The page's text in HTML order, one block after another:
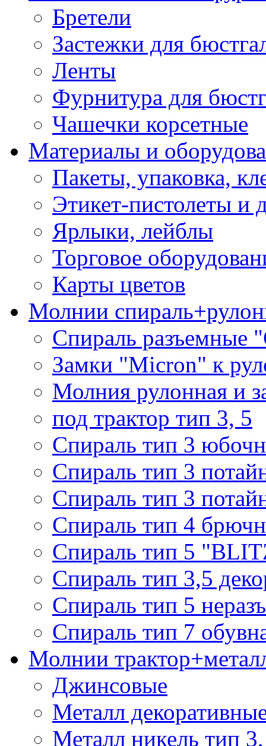
Бретели
Застежки для
Ленты
Фурнитура для
Чашечки корсетные
Материалы и
Пакеты, упаковка,
Этикет-пистолеты и
Ярлыки, лейблы
Торговое
Карты цветов
Молнии
Спираль разъемные
Замки "Micron" к
Молния рулонная и
под трактор тип 3, 5
Спираль тип 3
Спираль тип 3
Спираль тип 3
Спираль тип 4
Спираль тип 5
Спираль тип 3,5
Спираль тип 5
Спираль тип 7
Молнии
Джинсовые
Металл
Металл никель тип